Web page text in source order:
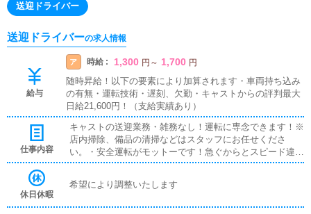
送迎ドライバー
送迎ドライバーの求人情報
給与
ア 時給 : 1,300 円 ～ 1,700 円
随時昇給！以下の要素により加算されます・車両持ち込み
の有無・運転技術・遅刻、欠勤・キャストからの評判最大
日給21,600円！（支給実績あり）
仕事内容
キャストの送迎業務・雑務なし！運転に専念できます！※
店内掃除、備品の清掃などはスタッフにお任せくださ
い。・安全運転がモットーです！急ぐからとスピード違反
をしたり、乱暴にしなくて大丈夫です。・働き方は自由で
間全てOKです！
休日休暇
希望により調整いたします